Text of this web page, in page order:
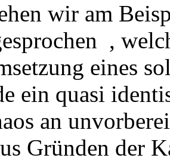
wir am
,
eines
ein quasi
an
Gründen der